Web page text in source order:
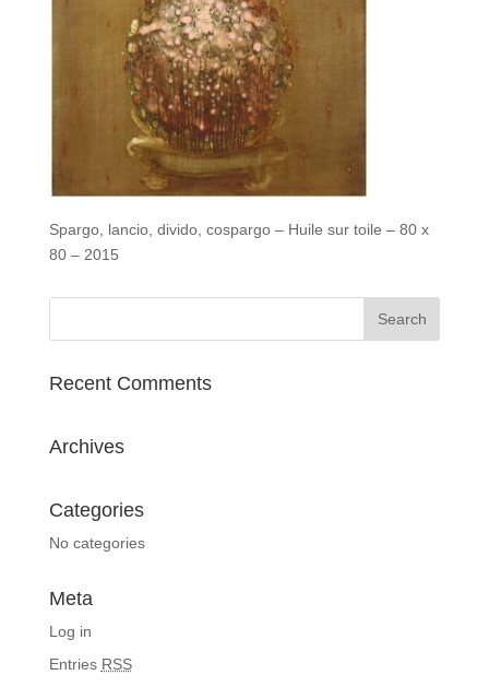
Spargo, lancio, divido, cospargo – Huile sur toile – 80 x
80 – 2015
Recent Comments
Archives
Categories
No categories
Meta
Log in
Entries RSS